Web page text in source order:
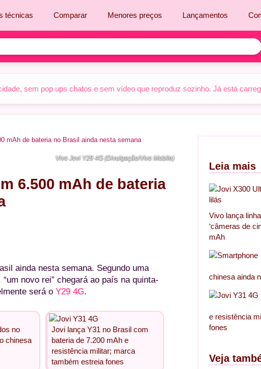
técnicas Comparar Menores preços Lançamentos
sem pop ups chatos e sem vídeo que reproduz sozinho. Já está
mAh de bateria no Brasil ainda nesta semana
Vivo Jovi Y29 4G (Divulgação/Vivo Mobile)
6.500 mAh de bateria
ainda nesta semana. Segundo uma
novo rei” chegará ao país na quinta-
será o Y29 4G.
no
chinesa
Jovi lança Y31 no Brasil com
bateria de 7.200 mAh e
resistência militar; marca
também estreia fones
Leia mais
Vivo lança
‘câmeras de
mAh
chinesa ainda
e resistência
fones
Veja